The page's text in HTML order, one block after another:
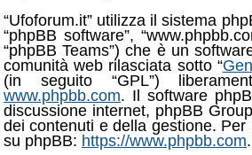
“Ufoforum.it” utilizza il sistema
“phpBB software”,
“phpBB Teams”) che è un
comunità web rilasciata sotto “
(in seguito “GPL”)
www.phpbb.com. Il software
discussione internet, phpBB
dei contenuti e della gestione. Per
su phpBB: https://www.phpbb.com.